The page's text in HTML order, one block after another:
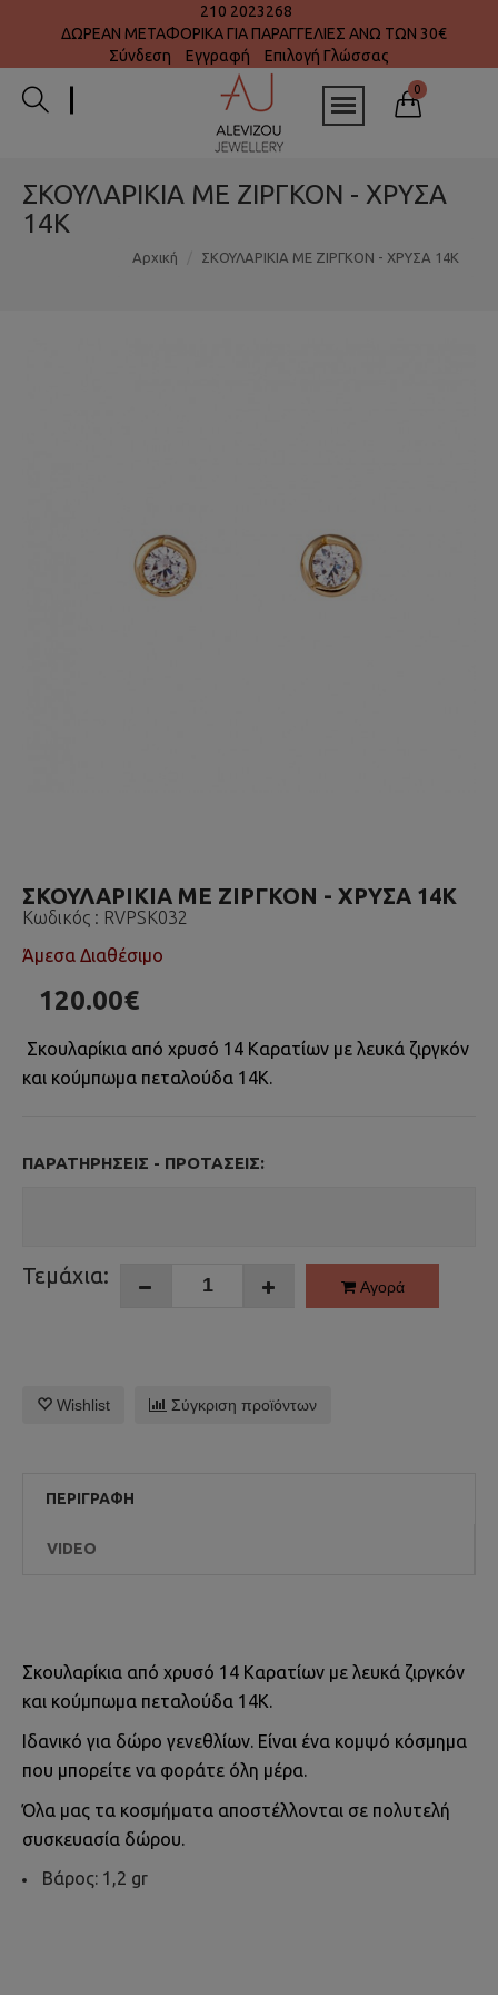
210 2023268
ΔΩΡΕΑΝ ΜΕΤΑΦΟΡΙΚΑ ΓΙΑ ΠΑΡΑΓΓΕΛΙΕΣ ΑΝΩ ΤΩΝ 30€
Σύνδεση
Εγγραφή Επιλογή Γλώσσας
0
ΣΚΟΥΛΑΡΙΚΙΑ ΜΕ ΖΙΡΓΚΟΝ - ΧΡΥΣΑ
14K
Αρχική ΣΚΟΥΛΑΡΙΚΙΑ ΜΕ ΖΙΡΓΚΟΝ - ΧΡΥΣΑ 14K
ΣΚΟΥΛΑΡΙΚΙΑ ΜΕ ΖΙΡΓΚΟΝ - ΧΡΥΣΑ 14K
Κωδικός : RVPSK032
Άμεσα Διαθέσιμο
120.00€
Σκουλαρίκια από χρυσό 14 Καρατίων με λευκά ζιργκόν
και κούμπωμα πεταλούδα 14Κ.
ΠΑΡΑΤΗΡΉΣΕΙΣ - ΠΡΟΤΆΣΕΙΣ:
Τεμάχια: Αγορά
Wishlist Σύγκριση προϊόντων
ΠΕΡΙΓΡΑΦΉ
VIDEO
Σκουλαρίκια από χρυσό 14 Καρατίων με λευκά ζιργκόν
και κούμπωμα πεταλούδα 14Κ.
Ιδανικό για δώρο γενεθλίων. Είναι ένα κομψό κόσμημα
που μπορείτε να φοράτε όλη μέρα.
Όλα μας τα κοσμήματα αποστέλλονται σε πολυτελή
συσκευασία δώρου.
Βάρος: 1,2 gr